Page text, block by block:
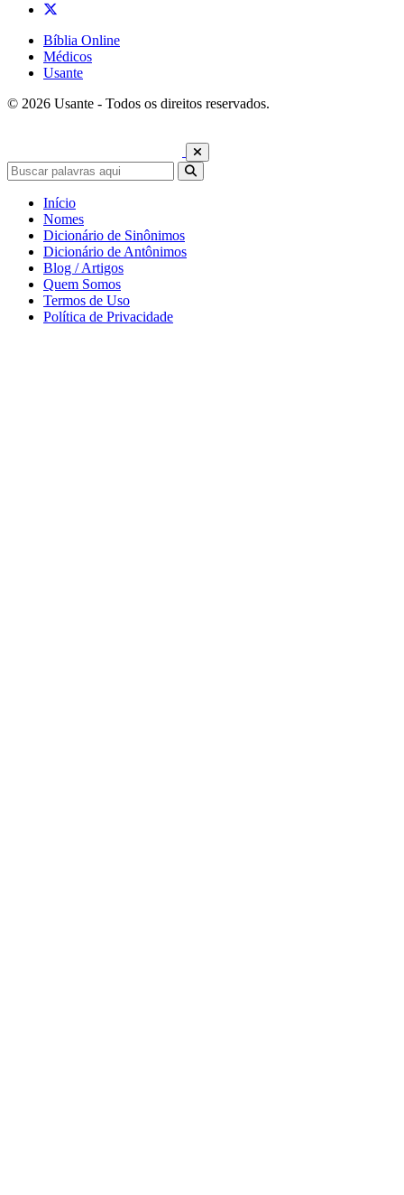
Bíblia Online
Médicos
Usante
© 2026 Usante - Todos os direitos reservados.
Início
Nomes
Dicionário de Sinônimos
Dicionário de Antônimos
Blog / Artigos
Quem Somos
Termos de Uso
Política de Privacidade